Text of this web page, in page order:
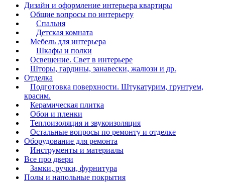
Дизайн и оформление интерьера квартиры
Общие вопросы по интерьеру
Спальня
Детская комната
Мебель для интерьера
Шкафы и полки
Освещение. Свет в интерьере
Шторы, гардины, занавески, жалюзи и др.
Отделка
Подготовка поверхности. Штукатурим, грунтуем,
красим.
Керамическая плитка
Обои и пленки
Теплоизоляция и звукоизоляция
Остальные вопросы по ремонту и отделке
Оборудование для ремонта
Инструменты и материалы
Все про двери
Замки, ручки, фурнитура
Полы и напольные покрытия